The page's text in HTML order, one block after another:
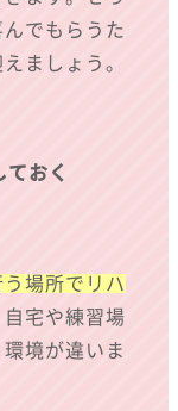
でもらうた
ましょう。
おく
場所でリハ
自宅や練習場
境が違いま